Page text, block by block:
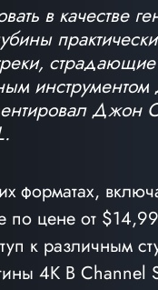
в качестве
страдающие
форматах,
по цене от
к различным
4K B Channel